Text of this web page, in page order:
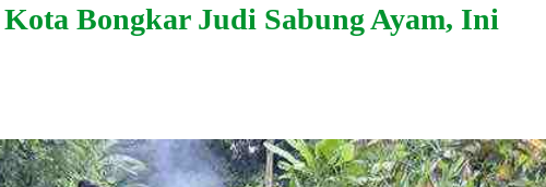
Bongkar Judi Sabung Ayam, Ini